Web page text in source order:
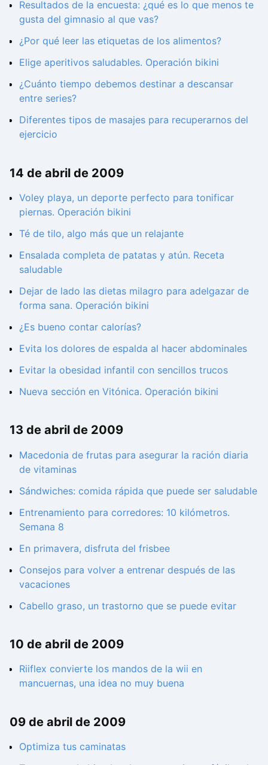
Resultados de la encuesta: ¿qué es lo que menos te
gusta del gimnasio al que vas?
¿Por qué leer las etiquetas de los alimentos?
Elige aperitivos saludables. Operación bikini
¿Cuánto tiempo debemos destinar a descansar
entre series?
Diferentes tipos de masajes para recuperarnos del
ejercicio
14 de abril de 2009
Voley playa, un deporte perfecto para tonificar
piernas. Operación bikini
Té de tilo, algo más que un relajante
Ensalada completa de patatas y atún. Receta
saludable
Dejar de lado las dietas milagro para adelgazar de
forma sana. Operación bikini
¿Es bueno contar calorías?
Evita los dolores de espalda al hacer abdominales
Evitar la obesidad infantil con sencillos trucos
Nueva sección en Vitónica. Operación bikini
13 de abril de 2009
Macedonia de frutas para asegurar la ración diaria
de vitaminas
Sándwiches: comida rápida que puede ser saludable
Entrenamiento para corredores: 10 kilómetros.
Semana 8
En primavera, disfruta del frisbee
Consejos para volver a entrenar después de las
vacaciones
Cabello graso, un trastorno que se puede evitar
10 de abril de 2009
Riiflex convierte los mandos de la wii en
mancuernas, una idea no muy buena
09 de abril de 2009
Optimiza tus caminatas